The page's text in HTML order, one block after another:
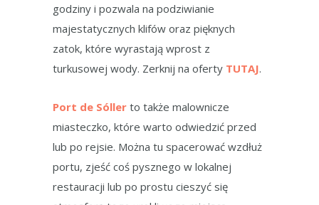
godziny i pozwala na podziwianie
majestatycznych klifów oraz pięknych
zatok, które wyrastają wprost z
turkusowej wody. Zerknij na oferty TUTAJ.
Port de Sóller to także malownicze
miasteczko, które warto odwiedzić przed
lub po rejsie. Można tu spacerować wzdłuż
portu, zjeść coś pysznego w lokalnej
restauracji lub po prostu cieszyć się